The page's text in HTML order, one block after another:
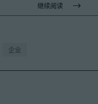
继续阅读
企业